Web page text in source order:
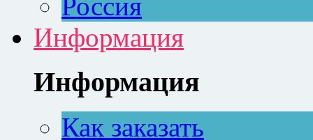
Информация
Информация
Как заказать